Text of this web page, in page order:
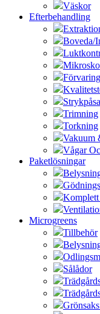
Väskor
Efterbehandling
Boveda/
Förvaring
Trimning
Torkning
Vakuum
Vågar
Paketlösningar
Microgreens
Tillbehör
Sålådor